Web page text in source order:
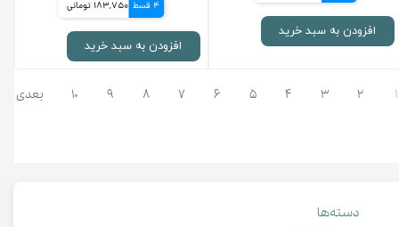
دسته‌ها
افزودن به سبد خرید
4 قسط 183,750 تومانی
افزودن به سبد خرید
۱ ۲ ۳ ۴ ۵ ۶ ۷ ۸ ۹ ۱۰ بعدی